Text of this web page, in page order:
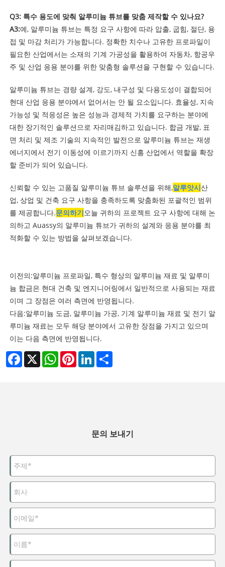
Q3: 특수 용도에 맞춰 알루미늄 튜브를 맞춤 제작할 수 있나요?
A3:예, 알루미늄 튜브는 특정 요구 사항에 따라 압출, 굽힘, 절단, 용
접 및 마감 처리가 가능합니다. 정확한 치수나 고유한 프로파일이
필요한 산업에서는 소재의 기계 가공성을 활용하여 자동차, 항공우
주 및 산업 응용 분야를 위한 맞춤형 솔루션을 구현할 수 있습니다.
알루미늄 튜브는 경량 설계, 강도, 내구성 및 다용도성이 결합되어
현대 산업 응용 분야에서 없어서는 안 될 요소입니다. 효율성, 지속
가능성 및 적응성은 높은 성능과 경제적 가치를 요구하는 분야에
대한 장기적인 솔루션으로 자리매김하고 있습니다. 합금 개발, 표
면 처리 및 제조 기술의 지속적인 발전으로 알루미늄 튜브는 재생
에너지에서 전기 이동성에 이르기까지 신흥 산업에서 역할을 확장
할 준비가 되어 있습니다.
신뢰할 수 있는 고품질 알루미늄 튜브 솔루션을 위해,알루앗시산
업, 상업 및 건축 요구 사항을 충족하도록 맞춤화된 포괄적인 범위
를 제공합니다.문의하기오늘 귀하의 프로젝트 요구 사항에 대해 논
의하고 Auassy의 알루미늄 튜브가 귀하의 설계와 응용 분야를 최
적화할 수 있는 방법을 살펴보겠습니다.
이전의:알루미늄 프로파일, 특수 형상의 알루미늄 재료 및 알루미
늄 합금은 현대 건축 및 엔지니어링에서 일반적으로 사용되는 재료
이며 그 장점은 여러 측면에 반영됩니다.
다음:알루미늄 도금, 알루미늄 가공, 기계 알루미늄 재료 및 전기 알
루미늄 재료는 모두 해당 분야에서 고유한 장점을 가지고 있으며
이는 다음 측면에 반영됩니다.
Facebook
X WhatsAppPinterestLinkedIn
문의 보내기